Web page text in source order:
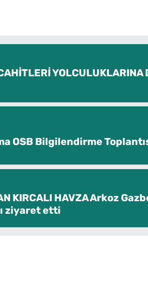
YOLCULUKLARINA
OSB Bilgilendirme
KIRCALI HAVZA Arkoz
ziyaret etti